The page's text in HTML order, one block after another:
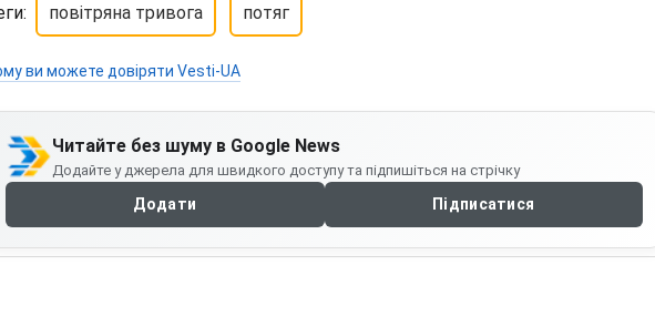
повітряна тривога потяг
ви можете довіряти Vesti-UA
Читайте без шуму в Google News
Додайте у джерела для швидкого доступу та підпишіться на стрічку
Додати Підписатися